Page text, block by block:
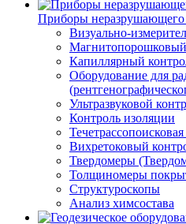
Приборы неразрушающего
Визуально-
Магнитопорошковый
Капиллярный
Оборудование для
Ультразвуковой
Контроль изоляции
Вихретоковый
Твердомеры
Толщиномеры
Структуроскопы
Анализ химсостава